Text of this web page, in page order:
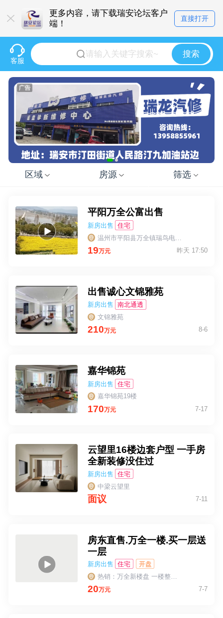
更多内容，请下载瑞安论坛客户
端！
直接打开
客服
搜索
区域 房源 筛选
平阳万全公富出售
新房出售
住宅
温州市平阳县万全镇瑞鸟电商边
19万元 昨天 17:50
出售诚心文锦雅苑
新房出售
南北通透
文锦雅苑
210万元 8-6
嘉华锦苑
新房出售
住宅
嘉华锦苑19楼
170万元 7-17
云望里16楼边套户型 一手房
全新装修没住过
新房出售
住宅
中梁云望里
面议 7-11
房东直售.万全一楼.买一层送
一层
新房出售 住宅
开盘
热销：万全新楼盘 一楼整间可做二层！30一40平方左右！前后通透！土地国有70年，住宅性质！可按揭贷款！总价20
20万元 7-7